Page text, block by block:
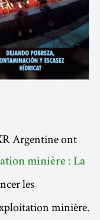
Argentine ont
minière : La
les
minière.